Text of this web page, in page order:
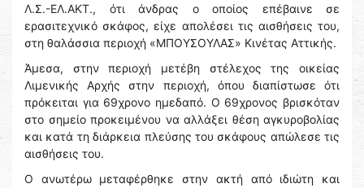
Λ.Σ.-ΕΛ.ΑΚΤ., ότι άνδρας ο οποίος επέβαινε σε
ερασιτεχνικό σκάφος, είχε απολέσει τις αισθήσεις του,
στη θαλάσσια περιοχή «ΜΠΟΥΣΟΥΛΑΣ» Κινέτας Αττικής.
Άμεσα, στην περιοχή μετέβη στέλεχος της οικείας
Λιμενικής Αρχής στην περιοχή, όπου διαπίστωσε ότι
πρόκειται για 69χρονο ημεδαπό. Ο 69χρονος βρισκόταν
στο σημείο προκειμένου να αλλάξει θέση αγκυροβολίας
και κατά τη διάρκεια πλεύσης του σκάφους απώλεσε τις
αισθήσεις του.
Ο ανωτέρω μεταφέρθηκε στην ακτή από ιδιώτη και